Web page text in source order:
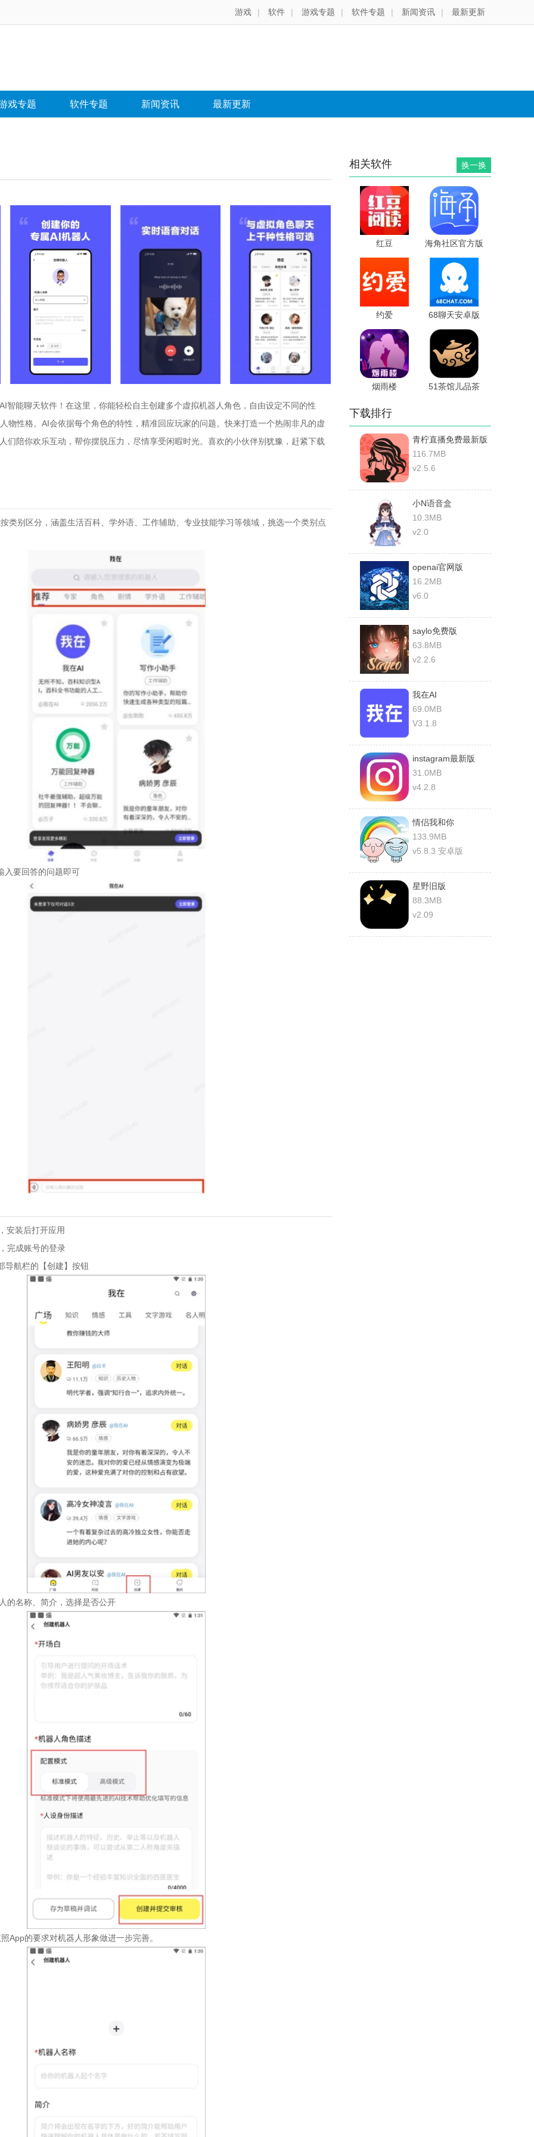
游戏 | 软件 | 游戏专题 | 软件专题 | 新闻资讯 | 最新更新
戏专题 软件专题 新闻资讯 最新更新
智能聊天软件！在这里，你能轻松自主创建多个虚拟机器人角色，自由设定不同的性
物性格。AI会依据每个角色的特性，精准回应玩家的问题。快来打造一个热闹非凡的虚
们陪你欢乐互动，帮你摆脱压力，尽情享受闲暇时光。喜欢的小伙伴别犹豫，赶紧下载
类别区分，涵盖生活百科、学外语、工作辅助、专业技能学习等领域，挑选一个类别点
入要回答的问题即可
安装后打开应用
完成账号的登录
导航栏的【创建】按钮
的名称、简介，选择是否公开
App的要求对机器人形象做进一步完善。
换一换
相关软件
红豆 海角社区官方版
约爱 68聊天安卓版
烟雨楼 51茶馆儿品茶
下载排行
青柠直播免费最新版
116.7MB
v2.5.6
小N语音盒
10.3MB
v2.0
openai官网版
16.2MB
v6.0
saylo免费版
63.8MB
v2.2.6
我在AI
69.0MB
V3.1.8
instagram最新版
2025
31.0MB
v4.2.8
情侣我和你
133.9MB
v5.8.3 安卓版
星野旧版
88.3MB
v2.09